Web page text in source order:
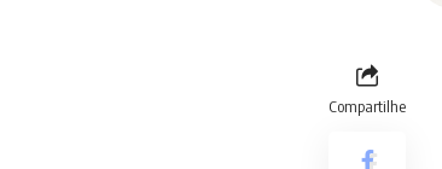
Compartilhe